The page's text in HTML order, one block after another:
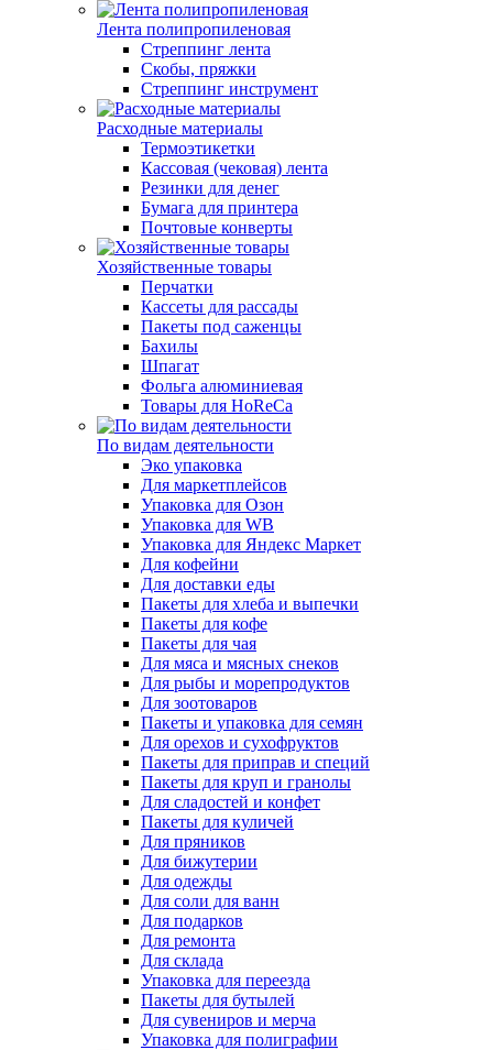
Лента полипропиленовая
Стреппинг лента
Скобы, пряжки
Стреппинг инструмент
Расходные материалы
Термоэтикетки
Кассовая (чековая) лента
Резинки для денег
Бумага для принтера
Почтовые конверты
Хозяйственные товары
Перчатки
Кассеты для рассады
Пакеты под саженцы
Бахилы
Шпагат
Фольга алюминиевая
Товары для HoReCa
По видам деятельности
Эко упаковка
Для маркетплейсов
Упаковка для Озон
Упаковка для WB
Упаковка для Яндекс Маркет
Для кофейни
Для доставки еды
Пакеты для хлеба и выпечки
Пакеты для кофе
Пакеты для чая
Для мяса и мясных снеков
Для рыбы и морепродуктов
Для зоотоваров
Пакеты и упаковка для семян
Для орехов и сухофруктов
Пакеты для приправ и специй
Пакеты для круп и гранолы
Для сладостей и конфет
Пакеты для куличей
Для пряников
Для бижутерии
Для одежды
Для соли для ванн
Для подарков
Для ремонта
Для склада
Упаковка для переезда
Пакеты для бутылей
Для сувениров и мерча
Упаковка для полиграфии